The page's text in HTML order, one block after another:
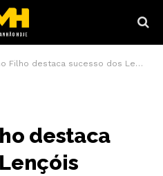
sucesso dos Lençóis Maranhenses na Feira Internacional de Turismo na Espanha
destaca